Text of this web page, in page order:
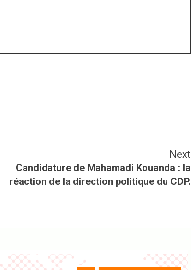
Next
Candidature de Mahamadi Kouanda : la
réaction de la direction politique du CDP.